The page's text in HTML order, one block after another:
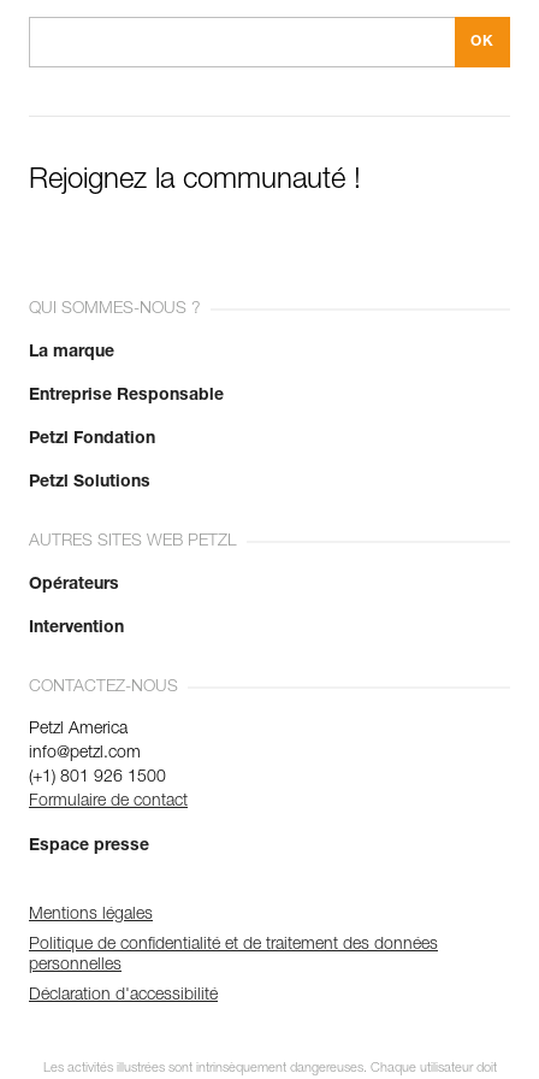
Rejoignez la communauté !
QUI SOMMES-NOUS ?
La marque
Entreprise Responsable
Petzl Fondation
Petzl Solutions
AUTRES SITES WEB PETZL
Opérateurs
Intervention
CONTACTEZ-NOUS
Petzl America
info@petzl.com
(+1) 801 926 1500
Formulaire de contact
Espace presse
Mentions légales
Politique de confidentialité et de traitement des données
personnelles
Déclaration d'accessibilité
Les activités illustrées sont intrinsèquement dangereuses. Chaque utilisateur doit